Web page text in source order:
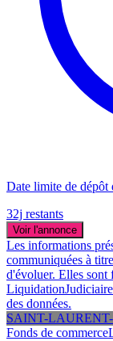
Date limite de dépôt
32j restants
Voir l'annonce
Les informations
communiquées à
d'évoluer. Elles sont
des données.
SAINT-
Fonds de commerce